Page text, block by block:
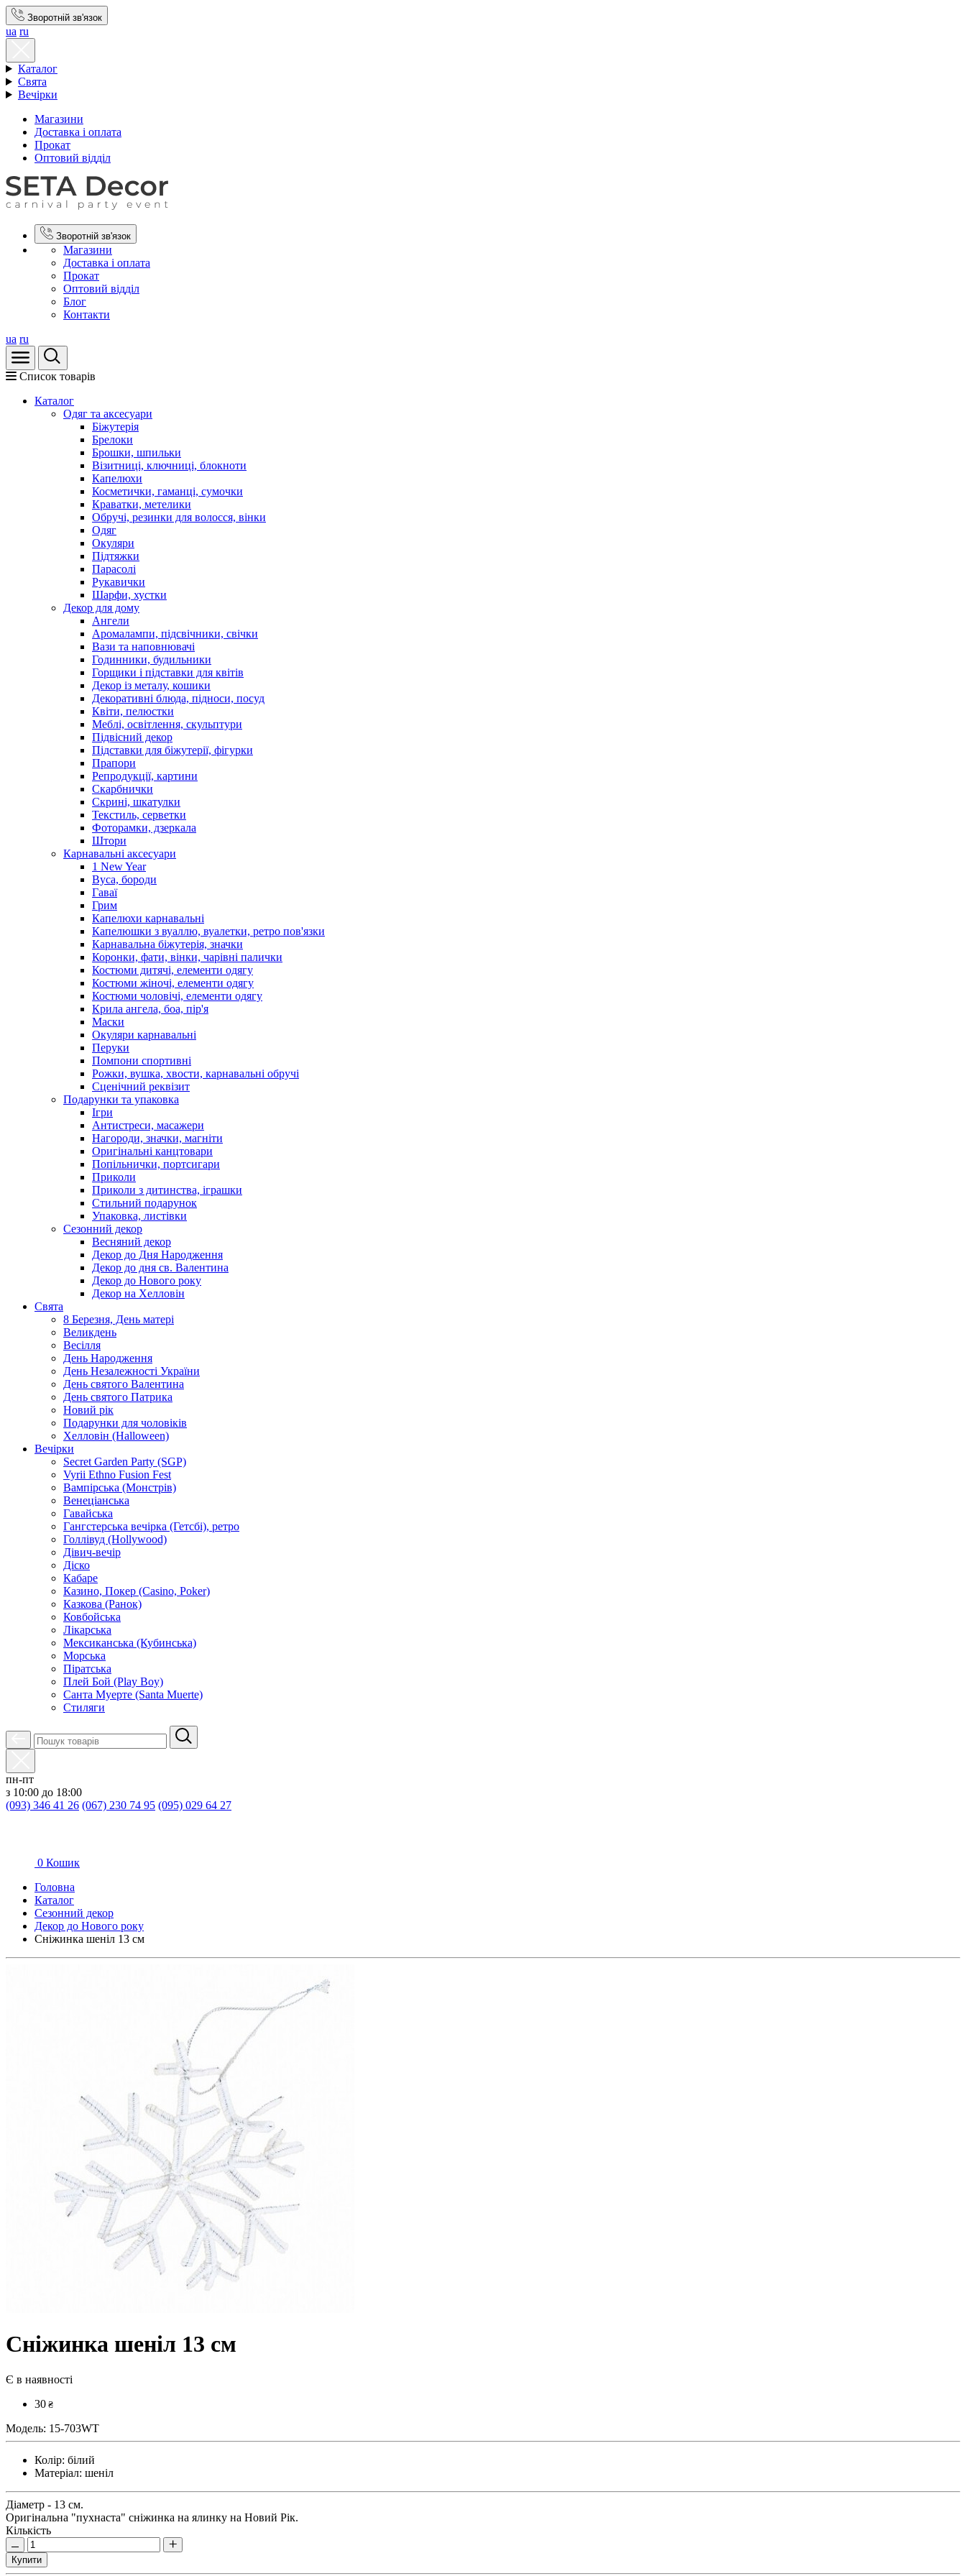
Зворотній зв'язок
ua ru
Каталог
Свята
Вечірки
Магазини
Доставка і оплата
Прокат
Оптовий відділ
Зворотній зв'язок
Магазини
Доставка і оплата
Прокат
Оптовий відділ
Блог
Контакти
ua ru
Список товарів
Каталог
Oдяг та аксесуари
Біжутерія
Брелоки
Брошки, шпильки
Візитниці, ключниці, блокноти
Капелюхи
Косметички, гаманці, сумочки
Краватки, метелики
Обручі, резинки для волосся, вінки
Одяг
Окуляри
Підтяжки
Парасолі
Рукавички
Шарфи, хустки
Декор для дому
Ангели
Аромалампи, підсвічники, свічки
Вази та наповнювачі
Годинники, будильники
Горщики і підставки для квітів
Декор із металу, кошики
Декоративні блюда, підноси, посуд
Квіти, пелюстки
Меблі, освітлення, скульптури
Підвісний декор
Підставки для біжутерії, фігурки
Прапори
Репродукції, картини
Скарбнички
Скрині, шкатулки
Текстиль, серветки
Фоторамки, дзеркала
Штори
Карнавальні аксесуари
1 New Year
Вуса, бороди
Гаваї
Грим
Капелюхи карнавальні
Капелюшки з вуаллю, вуалетки, ретро пов'язки
Карнавальна біжутерія, значки
Коронки, фати, вінки, чарівні палички
Костюми дитячі, елементи одягу
Костюми жіночі, елементи одягу
Костюми чоловічі, елементи одягу
Крила ангела, боа, пір'я
Маски
Окуляри карнавальні
Перуки
Помпони спортивні
Рожки, вушка, хвости, карнавальні обручі
Сценічний реквізит
Подарунки та упаковка
Ігри
Антистреси, масажери
Нагороди, значки, магніти
Оригінальні канцтовари
Попільнички, портсигари
Приколи
Приколи з дитинства, іграшки
Стильний подарунок
Упаковка, листівки
Сезонний декор
Весняний декор
Декор до Дня Народження
Декор до дня св. Валентина
Декор до Нового року
Декор на Хелловін
Свята
8 Березня, День матері
Великдень
Весілля
День Народження
День Незалежності України
День святого Валентина
День святого Патрика
Новий рік
Подарунки для чоловіків
Хелловін (Halloween)
Вечірки
Secret Garden Party (SGP)
Vyrii Ethno Fusion Fest
Вампірська (Монстрів)
Венеціанська
Гавайська
Гангстерська вечірка (Гетсбі), ретро
Голлівуд (Hollywood)
Дівич-вечір
Діско
Кабаре
Казино, Покер (Casino, Poker)
Казкова (Ранок)
Ковбойська
Лікарська
Мексиканська (Кубинська)
Морська
Піратська
Плей Бой (Play Boy)
Санта Муерте (Santa Muerte)
Стиляги
пн-пт
з 10:00 до 18:00
(093) 346 41 26 (067) 230 74 95 (095) 029 64 27
0 Кошик
Головна
Каталог
Сезонний декор
Декор до Нового року
Сніжинка шеніл 13 см
Сніжинка шеніл 13 см
Є в наявності
30 ₴
Модель: 15-703WT
Колір: білий
Матеріал: шеніл
Діаметр - 13 см.
Оригінальна "пухнаста" сніжинка на ялинку на Новий Рік.
Кількість
Купити